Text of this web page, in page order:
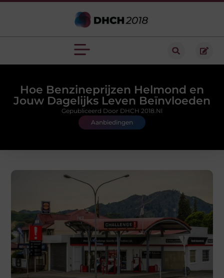
Hoe Benzineprijzen Helmond en
Jouw Dagelijks Leven Beïnvloeden
Aanbiedingen
Gepubliceerd Door DHCH 2018.nl